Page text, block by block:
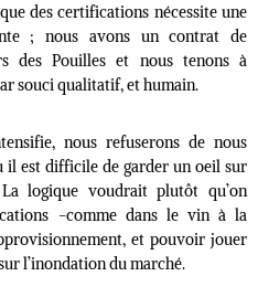
des certifications nécessite une
; nous avons un contrat de
des Pouilles et nous tenons à
souci qualitatif, et humain.
nous refuserons de nous
il est difficile de garder un oeil sur
logique voudrait plutôt qu’on
-comme dans le vin à la
et pouvoir jouer
l’inondation du marché.